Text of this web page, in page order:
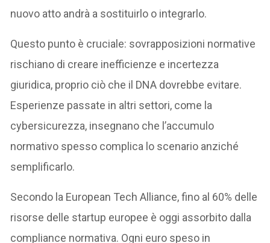
nuovo atto andrà a sostituirlo o integrarlo.
Questo punto è cruciale: sovrapposizioni normative
rischiano di creare inefficienze e incertezza
giuridica, proprio ciò che il DNA dovrebbe evitare.
Esperienze passate in altri settori, come la
cybersicurezza, insegnano che l’accumulo
normativo spesso complica lo scenario anziché
semplificarlo.
Secondo la European Tech Alliance, fino al 60% delle
risorse delle startup europee è oggi assorbito dalla
compliance normativa. Ogni euro speso in